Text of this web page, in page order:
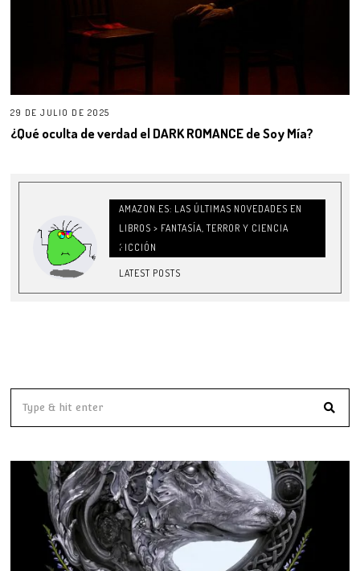
29 DE JULIO DE 2025
¿Qué oculta de verdad el DARK ROMANCE de Soy Mía?
AMAZON.ES: LAS ÚLTIMAS NOVEDADES EN
LIBROS > FANTASÍA, TERROR Y CIENCIA
FICCIÓN
LATEST POSTS